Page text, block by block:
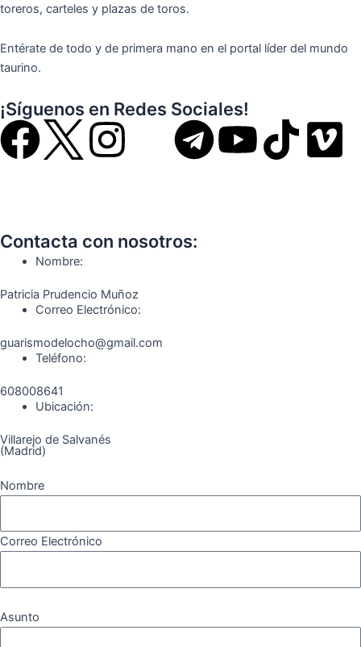
toreros, carteles y plazas de toros.
Entérate de todo y de primera mano en el portal líder del mundo
taurino.
¡Síguenos en Redes Sociales!
F
e
b
o
o
k
I
t
a
g
T
e
Y T V
Contacta con nosotros:
Nombre:
Patricia Prudencio Muñoz
Correo Electrónico:
guarismodelocho@gmail.com
Teléfono:
608008641
Ubicación:
Villarejo de Salvanés
(Madrid)
Nombre
Correo Electrónico
Asunto